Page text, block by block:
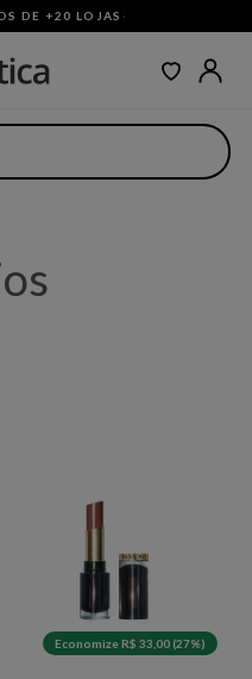
DE +20 LOJAS ·
Economize R$ 33,00 (27%)